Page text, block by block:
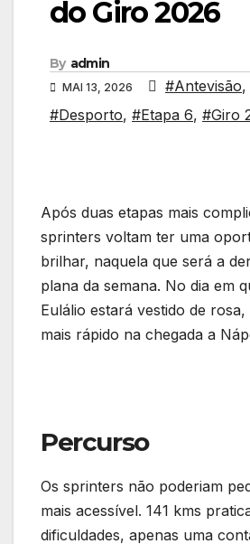
do Giro 2026
By admin
MAI 13, 2026 #Antevisão,
#Desporto, #Etapa 6, #Giro
Após duas etapas mais
sprinters voltam ter uma
brilhar, naquela que será a
plana da semana. No dia em
Eulálio estará vestido de
mais rápido na chegada a
Percurso
Os sprinters não poderiam
mais acessível. 141 kms
dificuldades, apenas uma